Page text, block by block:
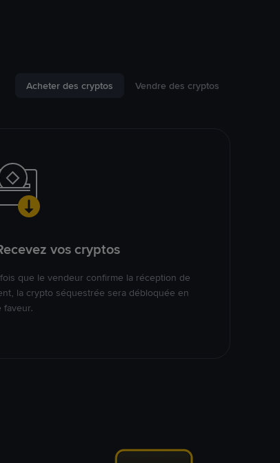
Acheter des cryptos Vendre des cryptos
vos cryptos
que le vendeur confirme la réception de
la crypto séquestrée sera débloquée en
faveur.